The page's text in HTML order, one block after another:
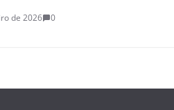
de 2026 0